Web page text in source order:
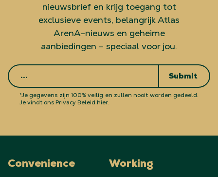
nieuwsbrief en krijg toegang tot
exclusieve events, belangrijk Atlas
ArenA-nieuws en geheime
aanbiedingen – speciaal voor jou.
Submit
*Je gegevens zijn 100% veilig en zullen nooit worden gedeeld.
Je vindt ons Privacy Beleid hier.
Convenience Working